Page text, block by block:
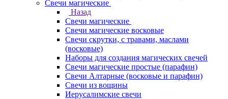
Свечи магические
Назад
Свечи магические
Свечи магические восковые
Свечи скрутки, с травами, маслами
(восковые)
Наборы для создания магических свечей
Свечи магические простые (парафин)
Свечи Алтарные (восковые и парафин)
Свечи из вощины
Иерусалимские свечи